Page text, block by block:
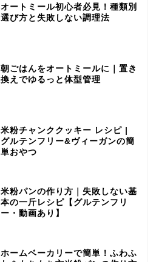
オートミール初心者必見！種類別
選び方と失敗しない調理法
朝ごはんをオートミールに｜置き
換えでゆるっと体型管理
米粉チャンククッキー レシピ |
グルテンフリー&ヴィーガンの簡
単おやつ
米粉パンの作り方｜失敗しない基
本の一斤レシピ【グルテンフリ
ー・動画あり】
ホームベーカリーで簡単！ふわふ